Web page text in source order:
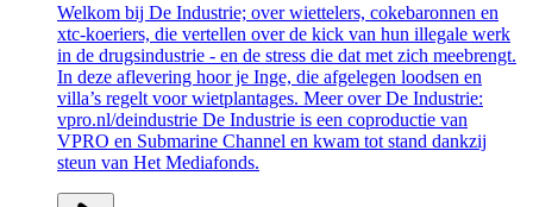
Welkom bij De Industrie; over wiettelers, cokebaronnen en
xtc-koeriers, die vertellen over de kick van hun illegale werk
in de drugsindustrie - en de stress die dat met zich meebrengt.
In deze aflevering hoor je Inge, die afgelegen loodsen en
villa’s regelt voor wietplantages. Meer over De Industrie:
vpro.nl/deindustrie De Industrie is een coproductie van
VPRO en Submarine Channel en kwam tot stand dankzij
steun van Het Mediafonds.